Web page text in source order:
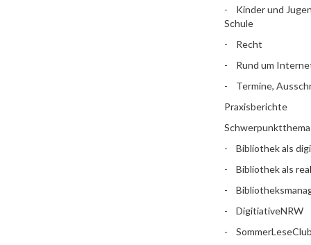
Kinder und
Schule
Recht
Rund um
Termine,
Praxisberichte
Schwerpunktthema
Bibliothek als
Bibliothek als
DigitiativeNRW
SommerLeseClub